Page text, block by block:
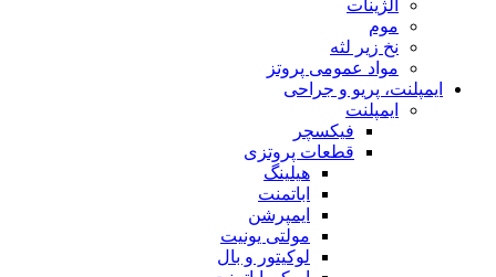
الژینات
موم
نخ زیر لثه
مواد عمومی پروتز
ایمپلنت، پریو و جراحی
ایمپلنت
فیکسچر
قطعات پروتزی
هیلینگ
اباتمنت
ایمپرشن
مولتی یونیت
لوکیتور و بال